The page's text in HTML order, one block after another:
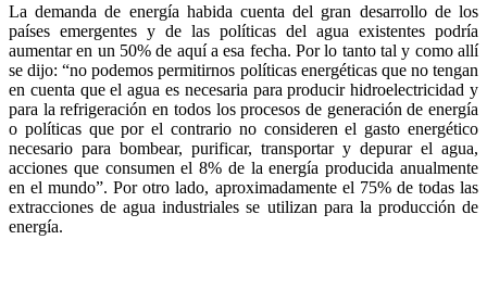
La demanda de energía habida cuenta del gran desarrollo de los
países emergentes y de las políticas del agua existentes podría
aumentar en un 50% de aquí a esa fecha. Por lo tanto tal y como allí
se dijo: “no podemos permitirnos políticas energéticas que no tengan
en cuenta que el agua es necesaria para producir hidroelectricidad y
para la refrigeración en todos los procesos de generación de energía
o políticas que por el contrario no consideren el gasto energético
necesario para bombear, purificar, transportar y depurar el agua,
acciones que consumen el 8% de la energía producida anualmente
en el mundo”. Por otro lado, aproximadamente el 75% de todas las
extracciones de agua industriales se utilizan para la producción de
energía.